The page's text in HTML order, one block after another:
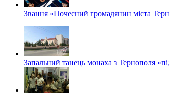
Звання «Почесний громадянин міста
Запальний танець монаха з Тернополя